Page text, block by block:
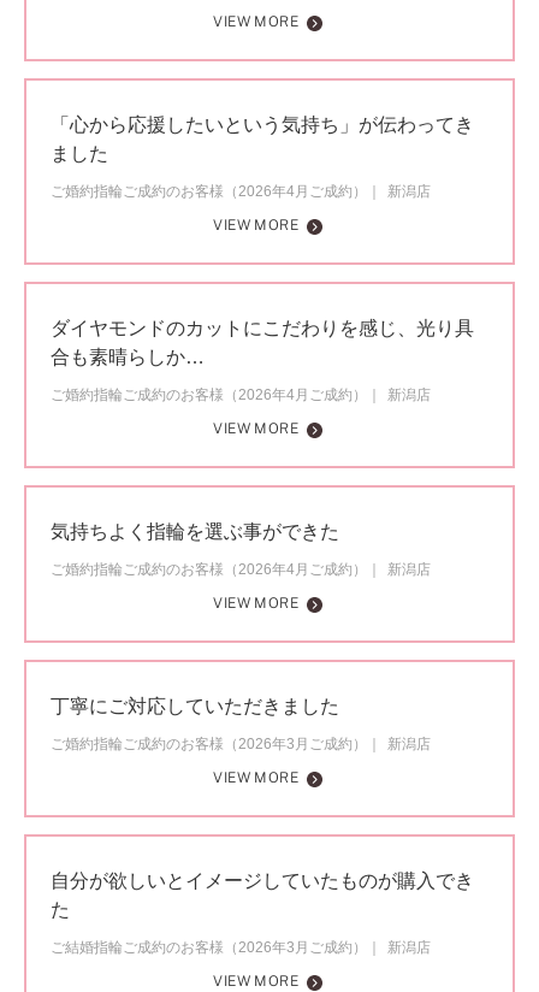
VIEW MORE
「心から応援したいという気持ち」が伝わってき
ました
ご婚約指輪ご成約のお客様（2026年4月ご成約）
新潟店
VIEW MORE
ダイヤモンドのカットにこだわりを感じ、光り具
合も素晴らしか…
ご婚約指輪ご成約のお客様（2026年4月ご成約）
新潟店
VIEW MORE
気持ちよく指輪を選ぶ事ができた
ご婚約指輪ご成約のお客様（2026年4月ご成約）
新潟店
VIEW MORE
丁寧にご対応していただきました
ご婚約指輪ご成約のお客様（2026年3月ご成約）
新潟店
VIEW MORE
自分が欲しいとイメージしていたものが購入でき
た
ご結婚指輪ご成約のお客様（2026年3月ご成約）
新潟店
VIEW MORE